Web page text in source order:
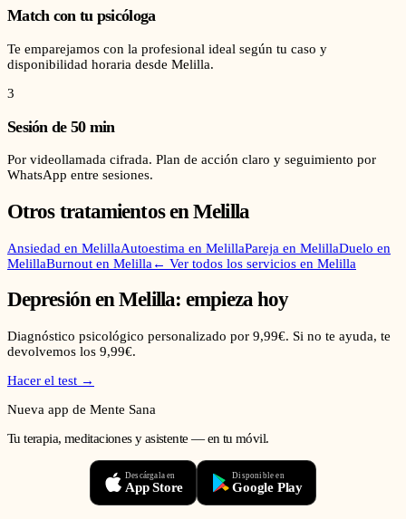
Match con tu psicóloga
Te emparejamos con la profesional ideal según tu caso y
disponibilidad horaria desde Melilla.
3
Sesión de 50 min
Por videollamada cifrada. Plan de acción claro y seguimiento por
WhatsApp entre sesiones.
Otros tratamientos enMelilla
Ansiedad en MelillaAutoestima en MelillaPareja en MelillaDuelo en
MelillaBurnout en Melilla ← Ver todos los servicios en Melilla
DepresiónenMelilla: empieza hoy
Diagnóstico psicológico personalizado por 9,99€. Si no te ayuda, te
devolvemos los 9,99€.
Hacer el test →
Nueva app de Mente Sana
Tu terapia, meditaciones y asistente — en tu móvil.
Descárgala en
App Store
Disponible en
Google Play